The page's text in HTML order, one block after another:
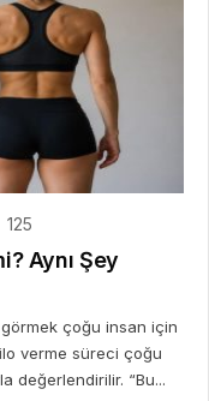
125
Aynı Şey
görmek çoğu insan için
verme süreci çoğu
değerlendirilir. “Bu...